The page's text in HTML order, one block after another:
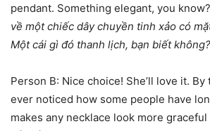
pendant. Something elegant, you know?
về một chiếc dây chuyền tinh xảo có
Một cái gì đó thanh lịch, bạn biết không?
Person B: Nice choice! She’ll love it. By
ever noticed how some people have
makes any necklace look more graceful